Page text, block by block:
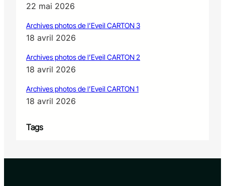
22 mai 2026
Archives photos de l’Eveil CARTON 3
18 avril 2026
Archives photos de l’Eveil CARTON 2
18 avril 2026
Archives photos de l’Eveil CARTON 1
18 avril 2026
Tags